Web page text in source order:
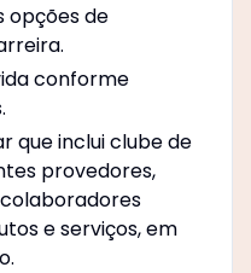
opções de
conforme
que inclui clube de
provedores,
e serviços, em